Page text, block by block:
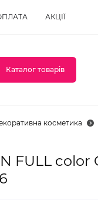
АКЦІЇ
Каталог товарів
косметика
FULL